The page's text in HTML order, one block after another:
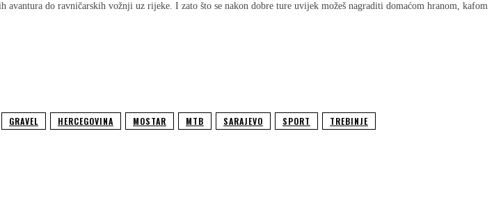
do ravničarskih vožnji uz rijeke. I zato što se nakon dobre ture uvijek možeš nagraditi domaćom hranom, kafom
GRAVEL HERCEGOVINA MOSTAR MTB SARAJEVO SPORT TREBINJE